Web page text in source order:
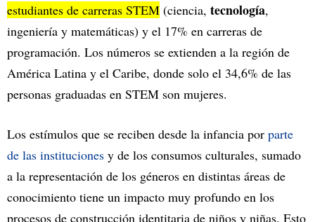
estudiantes de carreras STEM (ciencia, tecnología,
ingeniería y matemáticas) y el 17% en carreras de
programación. Los números se extienden a la región de
América Latina y el Caribe, donde solo el 34,6% de las
personas graduadas en STEM son mujeres.
Los estímulos que se reciben desde la infancia por parte
de las instituciones y de los consumos culturales, sumado
a la representación de los géneros en distintas áreas de
conocimiento tiene un impacto muy profundo en los
procesos de construcción identitaria de niños y niñas. Esto